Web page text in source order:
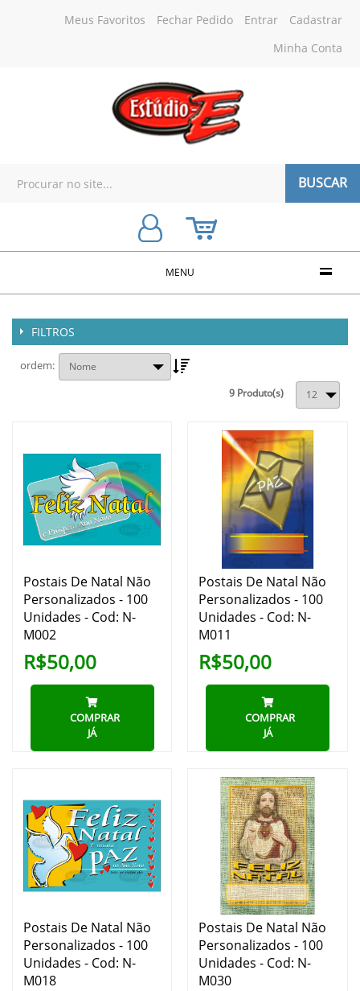
Cadastrar
Entrar
Fechar Pedido
Meus Favoritos
Minha Conta
BUSCAR
MENU
FILTROS
ordem
9 Produto(s)
Postais De Natal Não
Personalizados - 100
Unidades - Cod: N-
M002
R$50,00
COMPRAR
JÁ
Postais De Natal Não
Personalizados - 100
Unidades - Cod: N-
M011
R$50,00
COMPRAR
JÁ
Postais De Natal Não
Personalizados - 100
Unidades - Cod: N-
M018
Postais De Natal Não
Personalizados - 100
Unidades - Cod: N-
M030